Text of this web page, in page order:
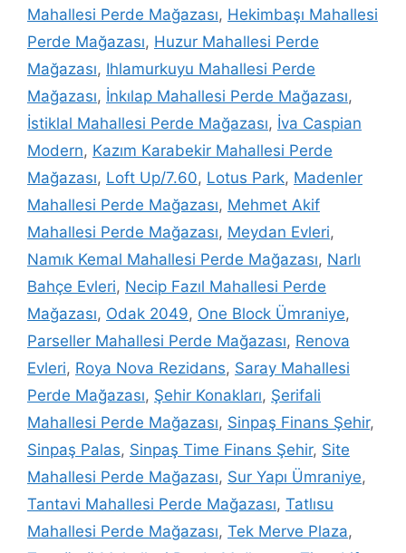
Mahallesi Perde Mağazası, Hekimbaşı Mahallesi
Perde Mağazası, Huzur Mahallesi Perde
Mağazası, Ihlamurkuyu Mahallesi Perde
Mağazası, İnkılap Mahallesi Perde Mağazası,
İstiklal Mahallesi Perde Mağazası, İva Caspian
Modern, Kazım Karabekir Mahallesi Perde
Mağazası, Loft Up/7.60, Lotus Park, Madenler
Mahallesi Perde Mağazası, Mehmet Akif
Mahallesi Perde Mağazası, Meydan Evleri,
Namık Kemal Mahallesi Perde Mağazası, Narlı
Bahçe Evleri, Necip Fazıl Mahallesi Perde
Mağazası, Odak 2049, One Block Ümraniye,
Parseller Mahallesi Perde Mağazası, Renova
Evleri, Roya Nova Rezidans, Saray Mahallesi
Perde Mağazası, Şehir Konakları, Şerifali
Mahallesi Perde Mağazası, Sinpaş Finans Şehir,
Sinpaş Palas, Sinpaş Time Finans Şehir, Site
Mahallesi Perde Mağazası, Sur Yapı Ümraniye,
Tantavi Mahallesi Perde Mağazası, Tatlısu
Mahallesi Perde Mağazası, Tek Merve Plaza,